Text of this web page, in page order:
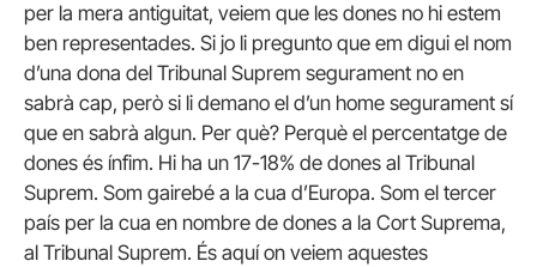
per la mera antiguitat, veiem que les dones no hi estem
ben representades. Si jo li pregunto que em digui el nom
d’una dona del Tribunal Suprem segurament no en
sabrà cap, però si li demano el d’un home segurament sí
que en sabrà algun. Per què? Perquè el percentatge de
dones és ínfim. Hi ha un 17-18% de dones al Tribunal
Suprem. Som gairebé a la cua d’Europa. Som el tercer
país per la cua en nombre de dones a la Cort Suprema,
al Tribunal Suprem. És aquí on veiem aquestes